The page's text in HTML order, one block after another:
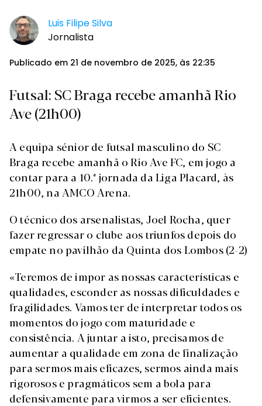
Luis Filipe Silva
Jornalista
Publicado em 21 de novembro de 2025, às 22:35
Futsal: SC Braga recebe amanhã Rio
Ave (21h00)
A equipa sénior de futsal masculino do SC
Braga recebe amanhã o Rio Ave FC, em jogo a
contar para a 10.ª jornada da Liga Placard, às
21h00, na AMCO Arena.
O técnico dos arsenalistas, Joel Rocha, quer
fazer regressar o clube aos triunfos depois do
empate no pavilhão da Quinta dos Lombos (2-2)
«Teremos de impor as nossas características e
qualidades, esconder as nossas dificuldades e
fragilidades. Vamos ter de interpretar todos os
momentos do jogo com maturidade e
consistência. A juntar a isto, precisamos de
aumentar a qualidade em zona de finalização
para sermos mais eficazes, sermos ainda mais
rigorosos e pragmáticos sem a bola para
defensivamente para virmos a ser eficientes.